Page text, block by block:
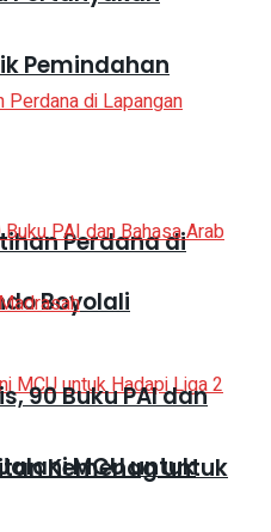
Perdana di
Boyolali
MCU untuk
Pemindahan
90 Buku PAI dan
Kemenag untuk